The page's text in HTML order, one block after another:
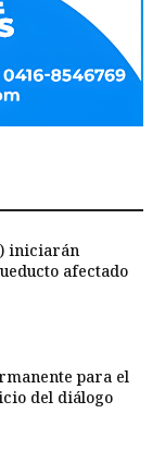
iniciarán
afectado
para el
del diálogo